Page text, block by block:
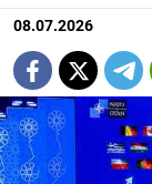
08.07.2026